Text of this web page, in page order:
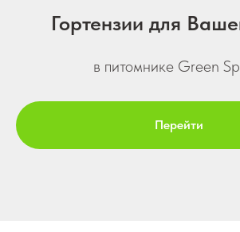
Гортензии для
в питомнике Green
Перейти